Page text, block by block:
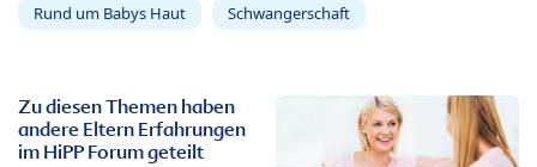
Rund um Babys Haut Schwangerschaft
Zu diesen Themen haben
andere Eltern Erfahrungen
im HiPP Forum geteilt